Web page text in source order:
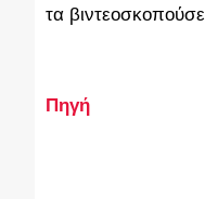
τα
Πηγή